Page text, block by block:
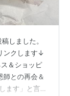
しました。
ンクします↓
＆ショッピ
師との再会＆
ます」と言お